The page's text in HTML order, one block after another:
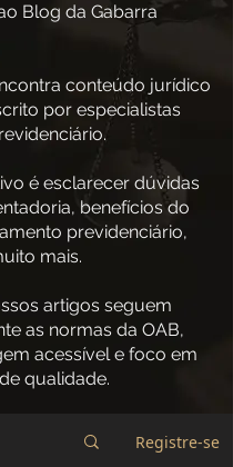
Blog da Gabarra
conteúdo jurídico
por especialistas
é esclarecer dúvidas
benefícios do
previdenciário,
mais.
artigos seguem
as normas da OAB,
acessível e foco em
qualidade.
Registre-se